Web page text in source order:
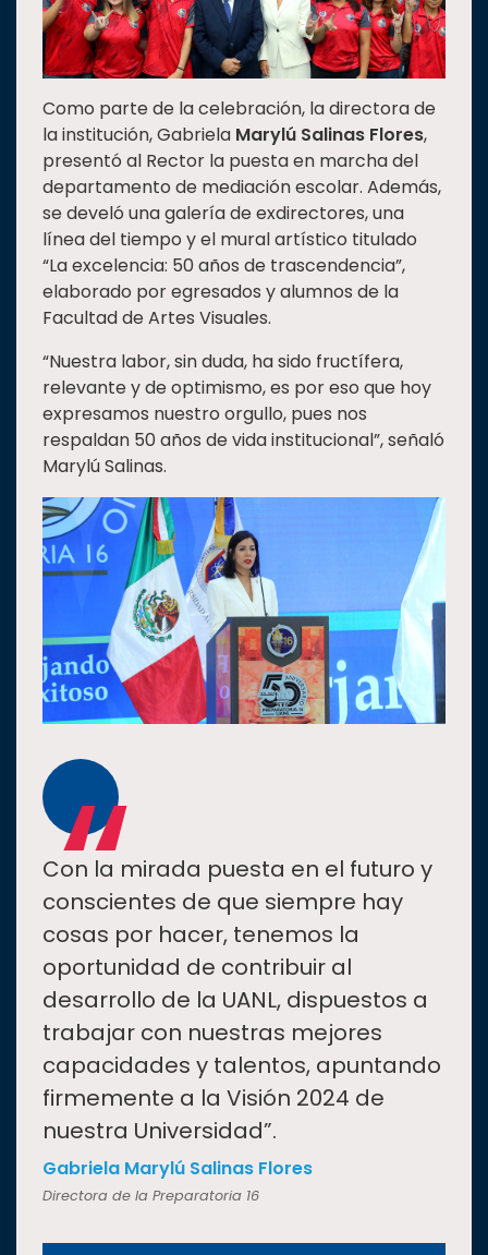
Como parte de la celebración, la directora de
la institución, Gabriela Marylú Salinas Flores,
presentó al Rector la puesta en marcha del
departamento de mediación escolar. Además,
se develó una galería de exdirectores, una
línea del tiempo y el mural artístico titulado
“La excelencia: 50 años de trascendencia”,
elaborado por egresados y alumnos de la
Facultad de Artes Visuales.
“Nuestra labor, sin duda, ha sido fructífera,
relevante y de optimismo, es por eso que hoy
expresamos nuestro orgullo, pues nos
respaldan 50 años de vida institucional”, señaló
Marylú Salinas.
“
Con la mirada puesta en el futuro y
conscientes de que siempre hay
cosas por hacer, tenemos la
oportunidad de contribuir al
desarrollo de la UANL, dispuestos a
trabajar con nuestras mejores
capacidades y talentos, apuntando
firmemente a la Visión 2024 de
nuestra Universidad”.
Gabriela Marylú Salinas Flores
Directora de la Preparatoria 16